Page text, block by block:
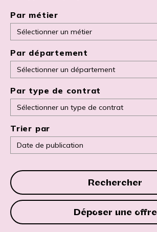
Par métier
Par département
Par type de contrat
Trier par
Rechercher
Déposer une offre